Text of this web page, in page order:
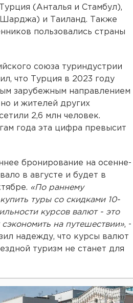
(Анталья и Стамбул),
и Таиланд. Также
пользовались страны
союза туриндустрии
что Турция в 2023 году
зарубежным направлением
и жителей других
2,6 млн человек.
года эта цифра превысит
бронирование на осенне-
в августе и будет в
«По раннему
туры со скидками 10-
курсов валют - это
на путешествии», -
надежду, что курсы валют
туризм не станет для